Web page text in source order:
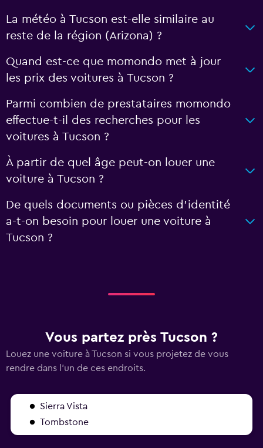
La météo à Tucson est-elle similaire au
reste de la région (Arizona) ?
Quand est-ce que momondo met à jour
les prix des voitures à Tucson ?
Parmi combien de prestataires momondo
effectue-t-il des recherches pour les
voitures à Tucson ?
À partir de quel âge peut-on louer une
voiture à Tucson ?
De quels documents ou pièces d'identité
a-t-on besoin pour louer une voiture à
Tucson ?
Vous partez près Tucson ?
Louez une voiture à Tucson si vous projetez de vous
rendre dans l'un de ces endroits.
Sierra Vista
Tombstone